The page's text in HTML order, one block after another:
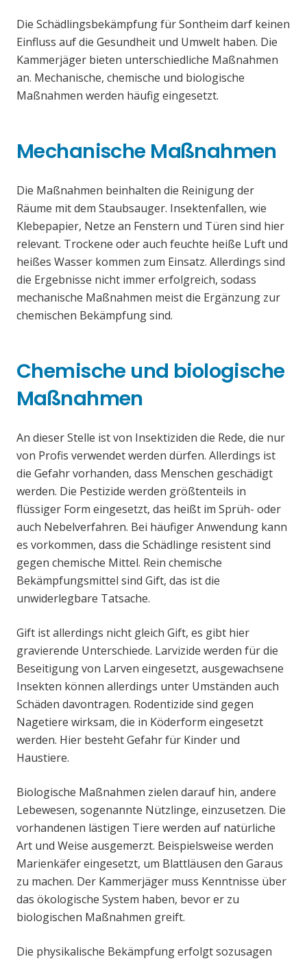
Die Schädlingsbekämpfung für Sontheim darf keinen
Einfluss auf die Gesundheit und Umwelt haben. Die
Kammerjäger bieten unterschiedliche Maßnahmen
an. Mechanische, chemische und biologische
Maßnahmen werden häufig eingesetzt.
Mechanische Maßnahmen
Die Maßnahmen beinhalten die Reinigung der
Räume mit dem Staubsauger. Insektenfallen, wie
Klebepapier, Netze an Fenstern und Türen sind hier
relevant. Trockene oder auch feuchte heiße Luft und
heißes Wasser kommen zum Einsatz. Allerdings sind
die Ergebnisse nicht immer erfolgreich, sodass
mechanische Maßnahmen meist die Ergänzung zur
chemischen Bekämpfung sind.
Chemische und biologische
Maßnahmen
An dieser Stelle ist von Insektiziden die Rede, die nur
von Profis verwendet werden dürfen. Allerdings ist
die Gefahr vorhanden, dass Menschen geschädigt
werden. Die Pestizide werden größtenteils in
flüssiger Form eingesetzt, das heißt im Sprüh- oder
auch Nebelverfahren. Bei häufiger Anwendung kann
es vorkommen, dass die Schädlinge resistent sind
gegen chemische Mittel. Rein chemische
Bekämpfungsmittel sind Gift, das ist die
unwiderlegbare Tatsache.
Gift ist allerdings nicht gleich Gift, es gibt hier
gravierende Unterschiede. Larvizide werden für die
Beseitigung von Larven eingesetzt, ausgewachsene
Insekten können allerdings unter Umständen auch
Schäden davontragen. Rodentizide sind gegen
Nagetiere wirksam, die in Köderform eingesetzt
werden. Hier besteht Gefahr für Kinder und
Haustiere.
Biologische Maßnahmen zielen darauf hin, andere
Lebewesen, sogenannte Nützlinge, einzusetzen. Die
vorhandenen lästigen Tiere werden auf natürliche
Art und Weise ausgemerzt. Beispielsweise werden
Marienkäfer eingesetzt, um Blattläusen den Garaus
zu machen. Der Kammerjäger muss Kenntnisse über
das ökologische System haben, bevor er zu
biologischen Maßnahmen greift.
Die physikalische Bekämpfung erfolgt sozusagen